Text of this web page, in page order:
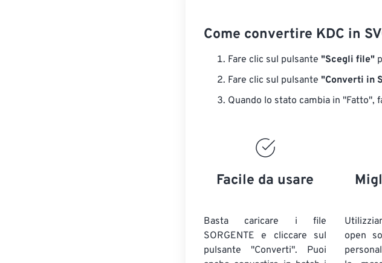
Come convertire KDC in
Fare clic sul pulsante "Scegli file"
Fare clic sul pulsante "Converti in
Quando lo stato cambia in "Fatto",
Facile da usare
Basta caricare i file
SORGENTE e cliccare sul
pulsante "Converti". Puoi
open